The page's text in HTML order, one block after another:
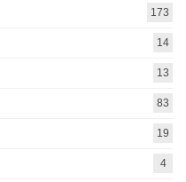
173
14
13
83
19
4